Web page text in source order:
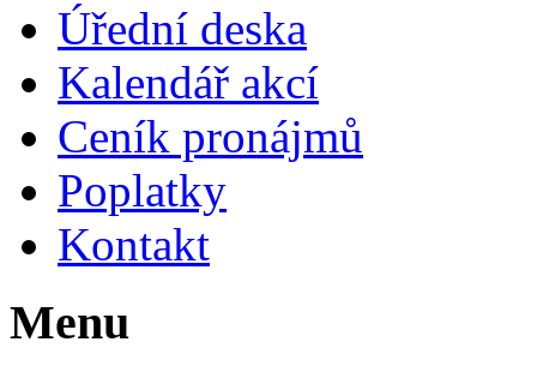
Úřední deska
Kalendář akcí
Ceník pronájmů
Poplatky
Kontakt
Menu